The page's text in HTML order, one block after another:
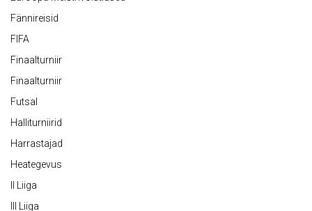
Fännireisid
FIFA
Finaalturniir
Finaalturniir
Futsal
Halliturniirid
Harrastajad
Heategevus
II Liiga
III Liiga